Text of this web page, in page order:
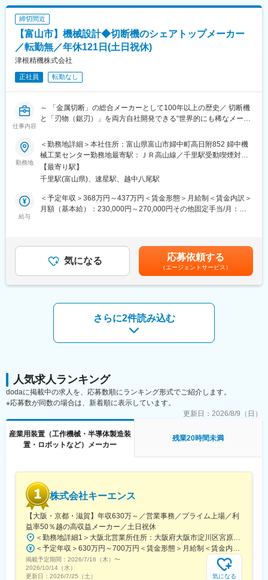
＜商材について＞
アルファフレームとは、溶接に代わる環境に配慮した工業用アル
ミ構造材で、同社が日本でいち早く開発し、シリーズ化していま
す。
現在では230を超える豊富なラインナップで、自動車を始め、電
子、半導体、精密機械、製薬、食品と幅広い分野の顧客のニーズ
変更の範囲：会社の定める業務
・切削理論や工具材料の知識を活かした性能検証、
・環境負荷低減を意識した製品改良 等
開発スピード強化を目的とした体制強化の中で、即戦力として裁
量を持って活躍いただける環境が整っております。
■業務の魅力
とで、技術者としての成長と達成感を得られます。富山勤務・残
業月20時間程度と、働きやすさも両立できる環境です。
■働く環境
開発スピード強化を目的とした体制の中、技術者が裁量を持って
活躍できる風土があります。顧客との技術折衝を通じて、現場の
声を反映した製品開発が可能です。
■キャリアパス
即戦力としての活躍を期待しつつ、将来的には新技術への挑戦や
・同社は東証プライム上場の切削工具・ベアリング・産業用ロボ
ットの製造を中心とするメーカー企業です。社員も連結で約7,500
す。
・同社の技術は世界的な少子高齢化による労働人口の減少を背景
として、人手不足の解消、生産性の向上などのニーズの需要があ
り、世界の生産現場に寄与しています。
締切間近
【富山市】機械設計◆切断機のシェアトップメーカー
／転勤無／年休121日(土日祝休)
津根精機株式会社
正社員 転勤なし
仕事内容
～ 「金属切断」の総合メーカーとして100年以上の歴史／ 切断機
と「刃物（鋸刃）」を両方自社開発できる“世界的にも稀なメーカ
■職務内容：
「金属切断」の総合メーカーとして100年以上の歴史をもつ当社
にて、機械設計・開発職に従事いただきます。
具体的には下記業務をお任せいたします。
・営業とともにお客様との打ち合わせ／仕様検討
・金属・非鉄金属の高速精密切断機の開発
技術部…37名在籍
機械設計・開発担当者…21名(20代10名、30代3名、40代4名、50
社内制度が充実しており、退職金制度や再雇用制度も完備。育休
からの復帰率は100％と高く、定着率が高いことも特徴です。安
定した環境で長期的に働けることも魅力の一つです。
の中で異動希望や、悩んでいること、困っていることを記入する
欄があるため、ご自身のキャリアの不安なども払拭できる環境で
す。
■当社の強み
・平成27年に開業した北陸新幹線のレールにも津根精機の切断機
が使用されています。丈夫で硬いレールを誤差なく切るため、
ズに応じてオーダーメイドを行っています。切断機と鋸刃などの
工具を両方独自開発するメーカーは世界中を探しても津根精機し
かありません。切断機メーカーであるノウハウを活かし、優れた
鋸刃、工具等を独自に自社で開発しています。また、同時に鋸
刃、工具等の深い理解が切断機の設計にも生かされています。
変更の範囲：会社の定める業務
勤務地
＜勤務地詳細＞本社住所：富山県富山市婦中町高日附852 婦中機
械工業センター勤務地最寄駅：ＪＲ高山線／千里駅受動喫煙対
策：屋内全面禁煙変更の範囲：無
【最寄り駅】
千里駅(富山県)、速星駅、越中八尾駅
給与
＜予定年収＞368万円～437万円＜賃金形態＞月給制＜賃金内訳＞
月額（基本給）：230,000円～270,000円その他固定手当/月：
15,000円賃金はあくまでも目安の金額であり、選考を通じて上下
する可能性があります。月給(月額)は固定手当を含めた表記です。
気になる 応募依頼する
（エージェントサービス）
さらに2件読み込む
人気求人ランキング
dodaに掲載中の求人を、応募数順にランキング形式でご紹介します。
※応募数が同数の場合は、新着順に表示しています。
更新日： 2026/8/9（日）
産業用装置（工作機械・半導体製造装
置・ロボットなど）メーカー
残業20時間未満
株式会社キーエンス
【大阪・京都・滋賀】年収630万～／営業事務／プライム上場／利
益率50％越の高収益メーカー／土日祝休
＜勤務地詳細1＞大阪北営業所住所：大阪府大阪市淀川区宮原3-5-36 新大阪トラストタワー勤務地最寄駅：新大阪駅受動喫煙対策：敷地内喫煙可能場所あり＜勤務地詳細2＞京都営業所住所：京都府京都市下京区四条通室町東入函谷鉾町101 アーバンネット四条烏丸ビル受動喫煙対策：屋内全面禁煙＜勤務地詳細3＞滋賀営業所住所：滋賀県大津市中央2-2-6 受動喫煙対策：屋内全面禁煙変更の範囲：会社の定める事業所
＜予定年収＞630万円～700万円＜賃金形態＞月給制＜賃金内訳＞月額（基本給）：279,000円～281,000円＜月給＞279,000円～281,000円＜昇給有無＞有＜残業手当＞有＜給与補足＞上記は入社初年度の想定年収です。※月給の金額とは別で、残業代、業績賞与支給有り※賞与：年4回、昇給：年1～2回※経験・能力等を考慮の上、同社規定により待遇を決定します※年収は会社業績によって変動することがあります賃金はあくまでも目安の金額であり、選考を通じて上下する可能性があります。月給(月額)は固定手当を含めた表記です。
掲載予定期間： 2026/7/16（木） 〜
2026/10/14（水）
更新日： 2026/7/25（土） 気になる